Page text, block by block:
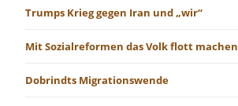
Trumps Krieg gegen Iran und „wir“
Mit Sozialreformen das Volk flott machen
Dobrindts Migrationswende